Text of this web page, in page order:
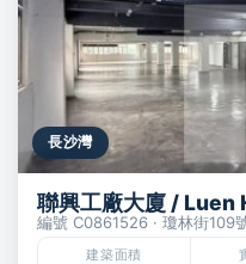
長沙灣
聯興工廠大廈 /
編號 C0861526 · 瓊林街109
建築面積